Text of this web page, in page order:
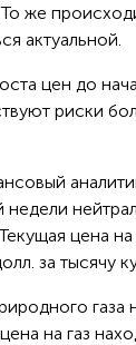
же
актуальной.
цен до
риски
цена
за тысячу
на газ